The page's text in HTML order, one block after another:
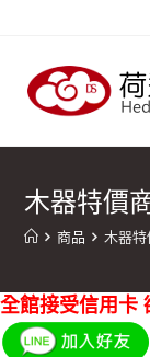
木器特價
商品 木器特
全館接受信用卡